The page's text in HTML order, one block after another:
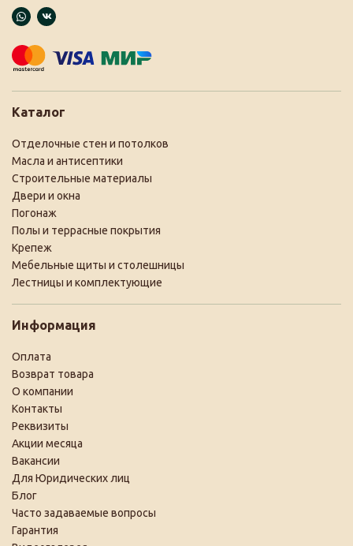
Каталог
Отделочные стен и потолков
Масла и антисептики
Строительные материалы
Двери и окна
Погонаж
Полы и террасные покрытия
Крепеж
Мебельные щиты и столешницы
Лестницы и комплектующие
Информация
Оплата
Возврат товара
О компании
Контакты
Реквизиты
Акции месяца
Вакансии
Для Юридических лиц
Блог
Часто задаваемые вопросы
Гарантия